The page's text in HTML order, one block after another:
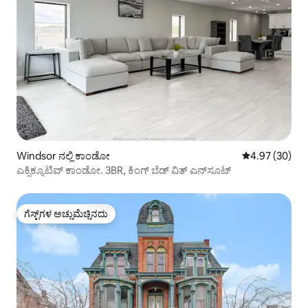
Windsor ನಲ್ಲಿ ಕಾಂಡೋ 5 ರಲ್ಲಿ 4.97
4.97 (30)
ಎಕ್ಸಿಕ್ಯೂಟಿವ್ ಕಾಂಡೋ. 3BR, ಕಿಂಗ್ ಬೆಡ್ ವಿತ್ ಎನ್‌ಸೂಟ್
ಗೆಸ್ಟ್‌ಗಳ ಅಚ್ಚುಮೆಚ್ಚಿನದು
ಗೆಸ್ಟ್‌ಗಳ ಅಚ್ಚುಮೆಚ್ಚಿನದು